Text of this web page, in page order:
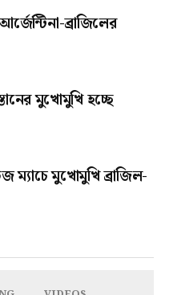
ব্রাজিলের
মুখোমুখি হচ্ছে
ম্যাচে মুখোমুখি ব্রাজিল-